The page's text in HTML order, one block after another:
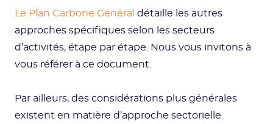
Le Plan Carbone Général détaille les autres
approches spécifiques selon les secteurs
d’activités, étape par étape. Nous vous invitons à
vous référer à ce document.
Par ailleurs, des considérations plus générales
existent en matière d’approche sectorielle.